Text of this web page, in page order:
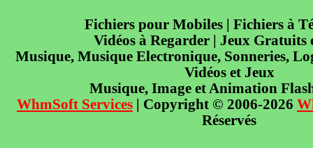
Fichiers pour Mobiles | Fichiers à
Vidéos à Regarder | Jeux Gratuits
Musique, Musique Electronique, Sonneries,
Vidéos et Jeux
Musique, Image et Animation
WhmSoft Services | Copyright © 2006-2026
Réservés